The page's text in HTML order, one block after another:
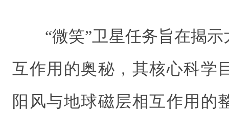
“微笑”卫星任务旨在揭
互作用的奥秘，其核心科学
阳风与地球磁层相互作用的